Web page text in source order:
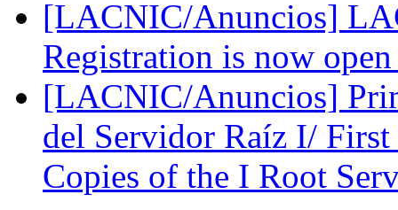
[LACNIC/Anuncios]
Registration is now
[LACNIC/Anuncios]
del Servidor Raíz I/
Copies of the I Root